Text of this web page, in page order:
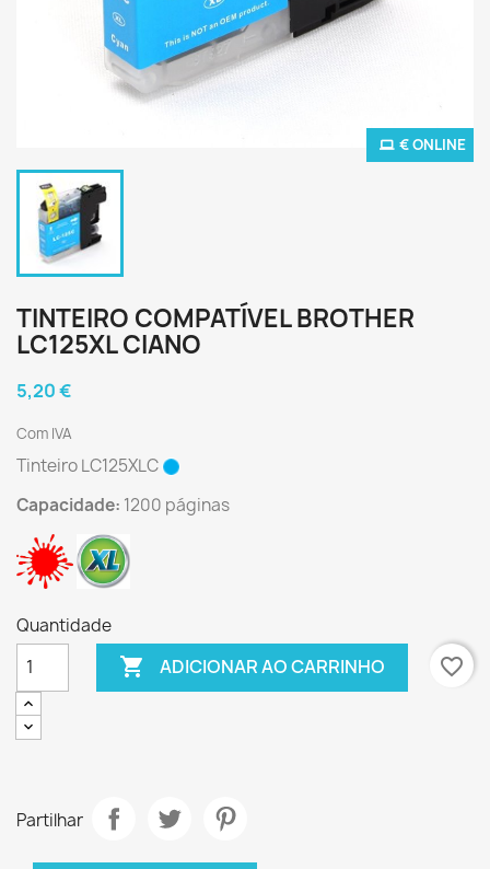
€ ONLINE
TINTEIRO COMPATÍVEL BROTHER
LC125XL CIANO
5,20 €
Com IVA
Tinteiro LC125XLC
Capacidade: 1200 páginas
Quantidade
 ADICIONAR AO CARRINHO favorite_border
Partilhar